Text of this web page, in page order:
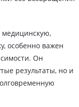
особенно важен
Он
результаты, но и